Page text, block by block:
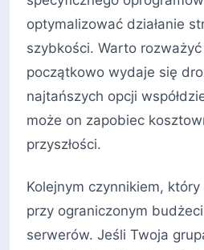
optymalizować działanie
szybkości. Warto
początkowo wydaje się
najtańszych opcji
może on zapobiec
przyszłości.
Kolejnym czynnikiem,
przy ograniczonym
serwerów. Jeśli Twoja